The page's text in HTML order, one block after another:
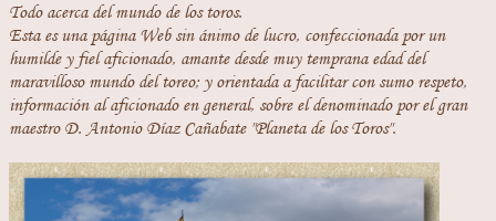
Todo acerca del mundo de los toros.
Esta es una página Web sin ánimo de lucro, confeccionada por un
humilde y fiel aficionado, amante desde muy temprana edad del
maravilloso mundo del toreo; y orientada a facilitar con sumo respeto,
información al aficionado en general, sobre el denominado por el gran
maestro D. Antonio Díaz Cañabate "Planeta de los Toros".